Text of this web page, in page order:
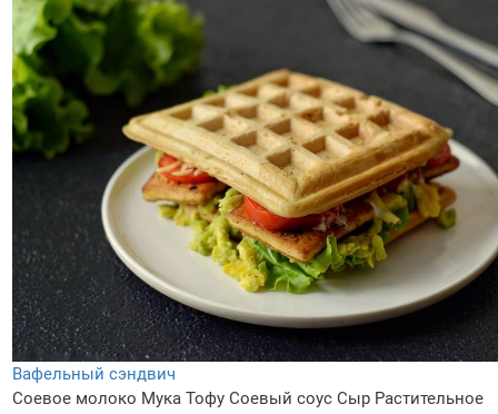
Вафельный сэндвич
Соевое молоко Мука Тофу Соевый соус Сыр Растительное